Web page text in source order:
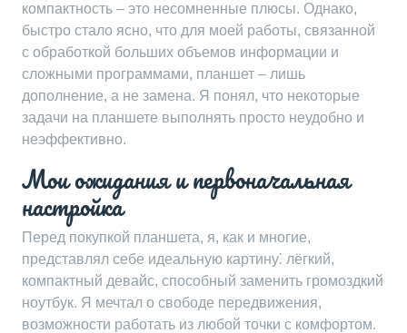
компактность – это несомненные плюсы. Однако,
быстро стало ясно, что для моей работы, связанной
с обработкой больших объемов информации и
сложными программами, планшет – лишь
дополнение, а не замена. Я понял, что некоторые
задачи на планшете выполнять просто неудобно и
неэффективно.
Мои ожидания и первоначальная
настройка
Перед покупкой планшета, я, как и многие,
представлял себе идеальную картину⁚ лёгкий,
компактный девайс, способный заменить громоздкий
ноутбук. Я мечтал о свободе передвижения,
возможности работать из любой точки с комфортом.